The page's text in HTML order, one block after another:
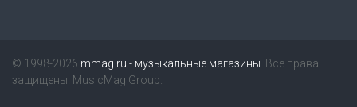
© 1998-2026 mmag.ru - музыкальные магазины . Все права
защищены. MusicMag Group.